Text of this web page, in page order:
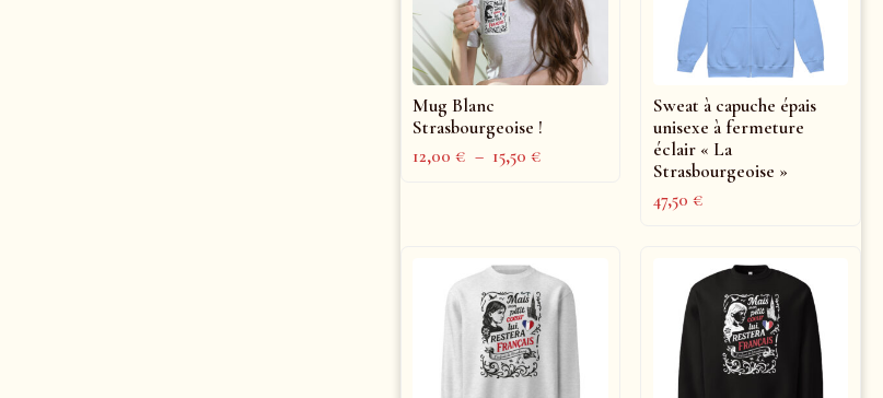
Mug Blanc
Strasbourgeoise !
12,00€ – 15,50€
Sweat à capuche épais
unisexe à fermeture
éclair « La
Strasbourgeoise »
47,50€